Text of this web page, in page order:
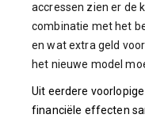
accressen zien er de
combinatie met het
en wat extra geld
het nieuwe model
Uit eerdere
financiële effecten